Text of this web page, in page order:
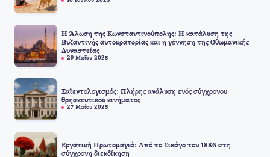
Η Άλωση της Κωνσταντινούπολης: Η κατάλυση της
Βυζαντινής αυτοκρατορίας και η γέννηση της Οθωμανικής
Δυναστείας
29 Μαΐου 2025
Σαϊεντολογισμός: Πλήρης ανάλυση ενός σύγχρονου
θρησκευτικού κινήματος
27 Μαΐου 2025
Εργατική Πρωτομαγιά: Από το Σικάγο του 1886 στη
σύγχρονη διεκδίκηση